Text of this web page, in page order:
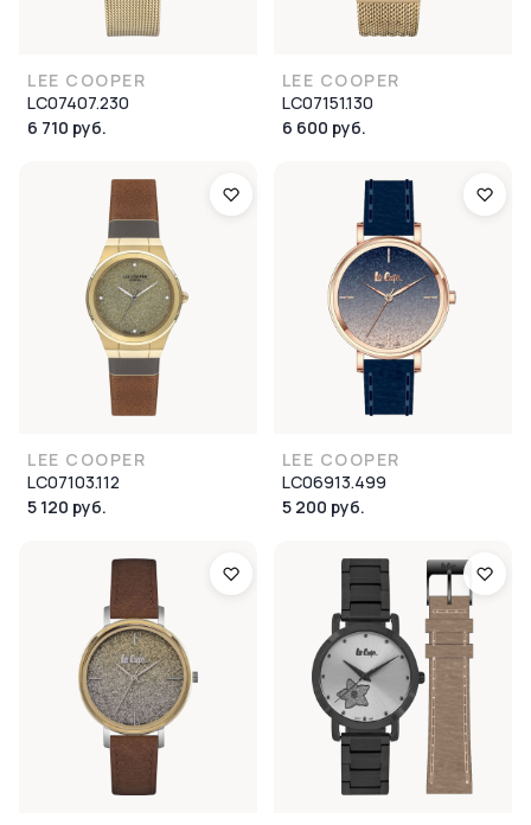
LEE COOPER
LC07407.230
6 710 руб.
LEE COOPER
LC07151.130
6 600 руб.
LEE COOPER
LC07103.112
5 120 руб.
LEE COOPER
LC06913.499
5 200 руб.